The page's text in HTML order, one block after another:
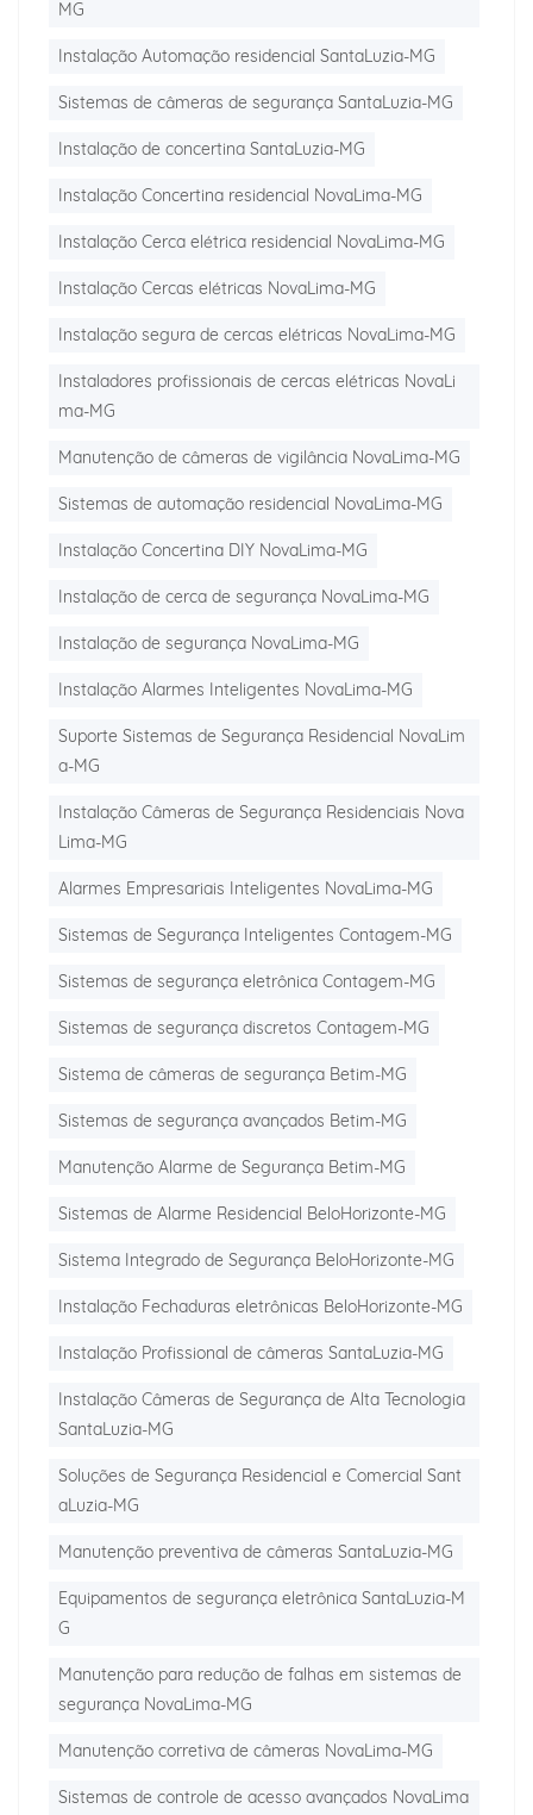
MG
Instalação Automação residencial SantaLuzia-MG
Sistemas de câmeras de segurança SantaLuzia-MG
Instalação de concertina SantaLuzia-MG
Instalação Concertina residencial NovaLima-MG
Instalação Cerca elétrica residencial NovaLima-MG
Instalação Cercas elétricas NovaLima-MG
Instalação segura de cercas elétricas NovaLima-MG
Instaladores profissionais de cercas elétricas NovaLi
ma-MG
Manutenção de câmeras de vigilância NovaLima-MG
Sistemas de automação residencial NovaLima-MG
Instalação Concertina DIY NovaLima-MG
Instalação de cerca de segurança NovaLima-MG
Instalação de segurança NovaLima-MG
Instalação Alarmes Inteligentes NovaLima-MG
Suporte Sistemas de Segurança Residencial NovaLim
a-MG
Instalação Câmeras de Segurança Residenciais Nova
Lima-MG
Alarmes Empresariais Inteligentes NovaLima-MG
Sistemas de Segurança Inteligentes Contagem-MG
Sistemas de segurança eletrônica Contagem-MG
Sistemas de segurança discretos Contagem-MG
Sistema de câmeras de segurança Betim-MG
Sistemas de segurança avançados Betim-MG
Manutenção Alarme de Segurança Betim-MG
Sistemas de Alarme Residencial BeloHorizonte-MG
Sistema Integrado de Segurança BeloHorizonte-MG
Instalação Fechaduras eletrônicas BeloHorizonte-MG
Instalação Profissional de câmeras SantaLuzia-MG
Instalação Câmeras de Segurança de Alta Tecnologia
SantaLuzia-MG
Soluções de Segurança Residencial e Comercial Sant
aLuzia-MG
Manutenção preventiva de câmeras SantaLuzia-MG
Equipamentos de segurança eletrônica SantaLuzia-M
G
Manutenção para redução de falhas em sistemas de
segurança NovaLima-MG
Manutenção corretiva de câmeras NovaLima-MG
Sistemas de controle de acesso avançados NovaLima